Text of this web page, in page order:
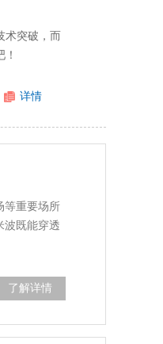
术突破，而
详情
等重要场所
波既能穿透
了解详情